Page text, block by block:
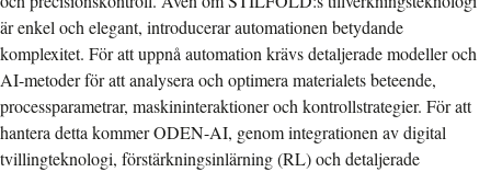
är enkel och elegant, introducerar automationen betydande
komplexitet. För att uppnå automation krävs detaljerade modeller och
AI-metoder för att analysera och optimera materialets beteende,
processparametrar, maskininteraktioner och kontrollstrategier. För att
hantera detta kommer ODEN-AI, genom integrationen av digital
tvillingteknologi, förstärkningsinlärning (RL) och detaljerade